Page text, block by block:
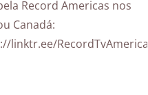
Record Americas nos
Canadá:
linktr.ee/RecordTvAmericas